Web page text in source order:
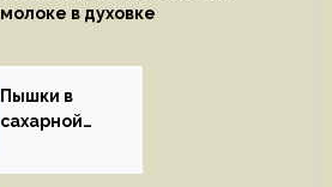
молоке в духовке
Пышки в
сахарной